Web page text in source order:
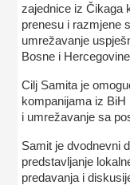
zajednice iz Čikaga
prenesu i razmjene
umrežavanje
Bosne i
Cilj Samita je
kompanijama iz
i umrežavanje sa
Samit je dvodnevni
predstavljanje
predavanja i